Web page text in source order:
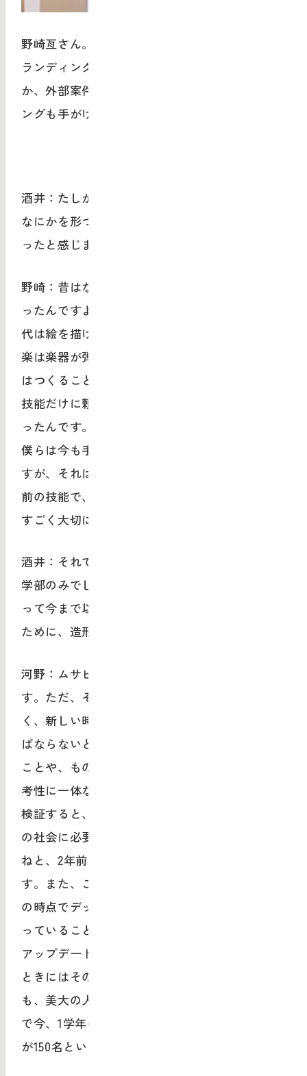
野崎亙さん。株式会社スマイルズの全事業のブ
ランディングやクリエイティブを統括するほ
か、外部案件のコンサルティング、ブランディ
ングも手がけている。
酒井：たしかに、デザイナーの役割は職人的に
なにかを形づくるだけ、という時代ではなくな
ったと感じます。
野崎：昔はなにかをつくれることは特殊技能だ
ったんですよね。たとえばIllustratorがない時
代は絵を描けることは超特殊技能だったし、音
楽は楽器が弾けないとつくれませんでした。今
はつくること自体は簡単にできてしまう。特殊
技能だけに頼っていた時代はもう随分前に終わ
ったんです。
僕らは今も手書きで書くことを大事にしていま
すが、それはもはやデザイナーだったら当たり
前の技能で、さらにその先の領域にいくことが
すごく大切になるんだろうなと思います。
酒井：それでいうと、長年ムサビの学部は造形
学部のみでしたが、2年前に造形・美術の力をも
って今まで以上に実社会に入り込む学びを行う
ために、造形構想学部ができたんですよね。
河野：ムサビの教育は造形力を大切にしていま
す。ただ、それをやり続けていくだけではな
く、新しい時代の学びを切り拓いていかなけれ
ばならないという課題もありました。絵を描く
ことや、もののデザインをするということの思
考性に一体なにがあったのか。それを徹底的に
検証すると、新しい人材育成の形や、これから
の社会に必要な学生のプログラムがつくれるよ
ねと、2年前に造形構想学部を立ち上げたんで
す。また、これまで美大に入るためには、受験
の時点でデッサンやデザインができるようにな
っていることが求められていましたが、そこも
アップデートできればと考えました。入学する
ときにはそのスキルを持っていなかったとして
も、美大の人材育成は可能だと思います。それ
で今、1学年の学生1000名のうち、造形構想学部
が150名という割合で取り組んでいます。